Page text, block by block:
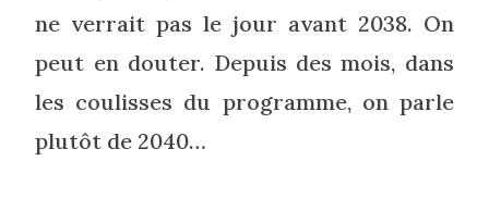
ne verrait pas le jour avant 2038. On
peut en douter. Depuis des mois, dans
les coulisses du programme, on parle
plutôt de 2040…